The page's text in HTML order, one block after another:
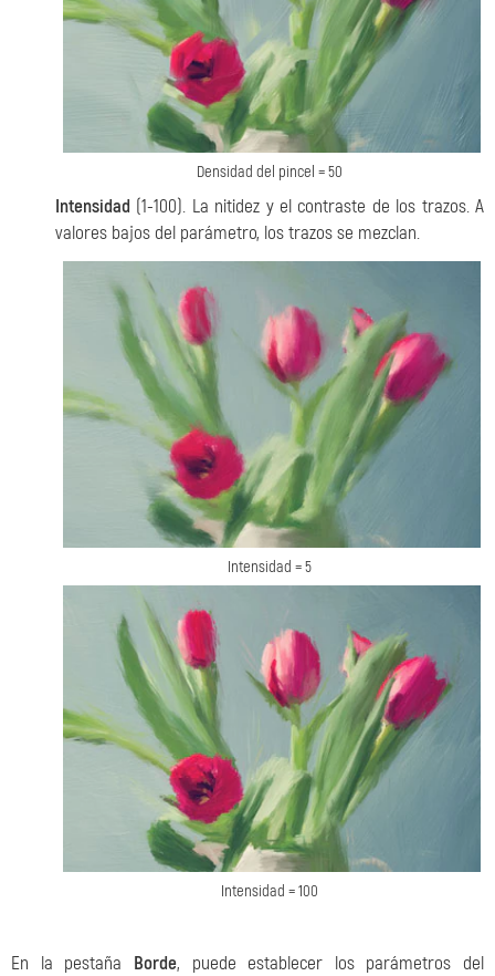
Densidad del pincel = 50
Intensidad (1-100). La nitidez y el contraste de los trazos. A
valores bajos del parámetro, los trazos se mezclan.
Intensidad = 5
Intensidad = 100
En la pestaña Borde, puede establecer los parámetros del